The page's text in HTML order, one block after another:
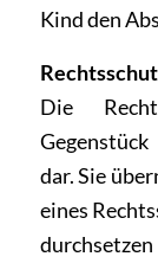
Kind den
Die
dar. Sie
eines